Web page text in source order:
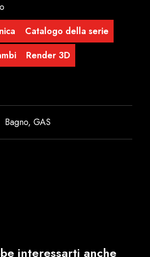
Catalogo della serie
Render 3D
Bagno, GAS
interessarti anche